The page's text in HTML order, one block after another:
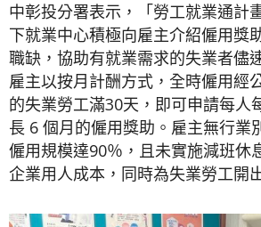
中彰投分署表示，「勞工就業通計
下就業中心積極向雇主介紹僱用獎
職缺，協助有就業需求的失業者儘
雇主以按月計酬方式，全時僱用經
的失業勞工滿30天，即可申請每人
長 6 個月的僱用獎助。雇主無行業
僱用規模達90％，且未實施減班休
企業用人成本，同時為失業勞工開